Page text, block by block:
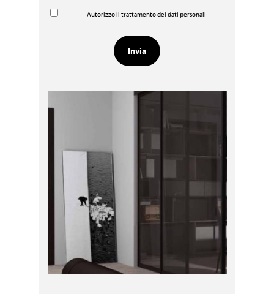
Autorizzo il trattamento dei dati personali